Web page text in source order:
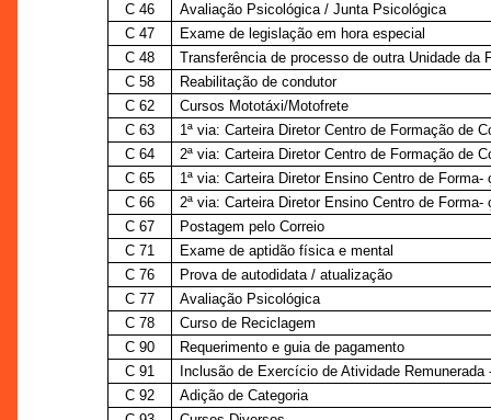
C 46
Avaliação Psicológica / Junta Psicológica
C 47
Exame de legislação em hora especial
C 48
Transferência de processo de outra Unidade da
C 58
Reabilitação de condutor
C 62
Cursos Mototáxi/Motofrete
C 63
1ª via: Carteira Diretor Centro de Formação de
C 64
2ª via: Carteira Diretor Centro de Formação de
C 65
1ª via: Carteira Diretor Ensino Centro de Forma-
C 66
2ª via: Carteira Diretor Ensino Centro de Forma-
C 67
Postagem pelo Correio
C 71
Exame de aptidão física e mental
C 76
Prova de autodidata / atualização
C 77
Avaliação Psicológica
C 78
Curso de Reciclagem
C 90
Requerimento e guia de pagamento
C 91
Inclusão de Exercício de Atividade Remunerada
C 92
Adição de Categoria